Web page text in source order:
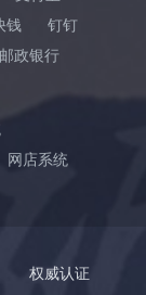
钱
钉钉
邮政银行
网店系统
权威认证